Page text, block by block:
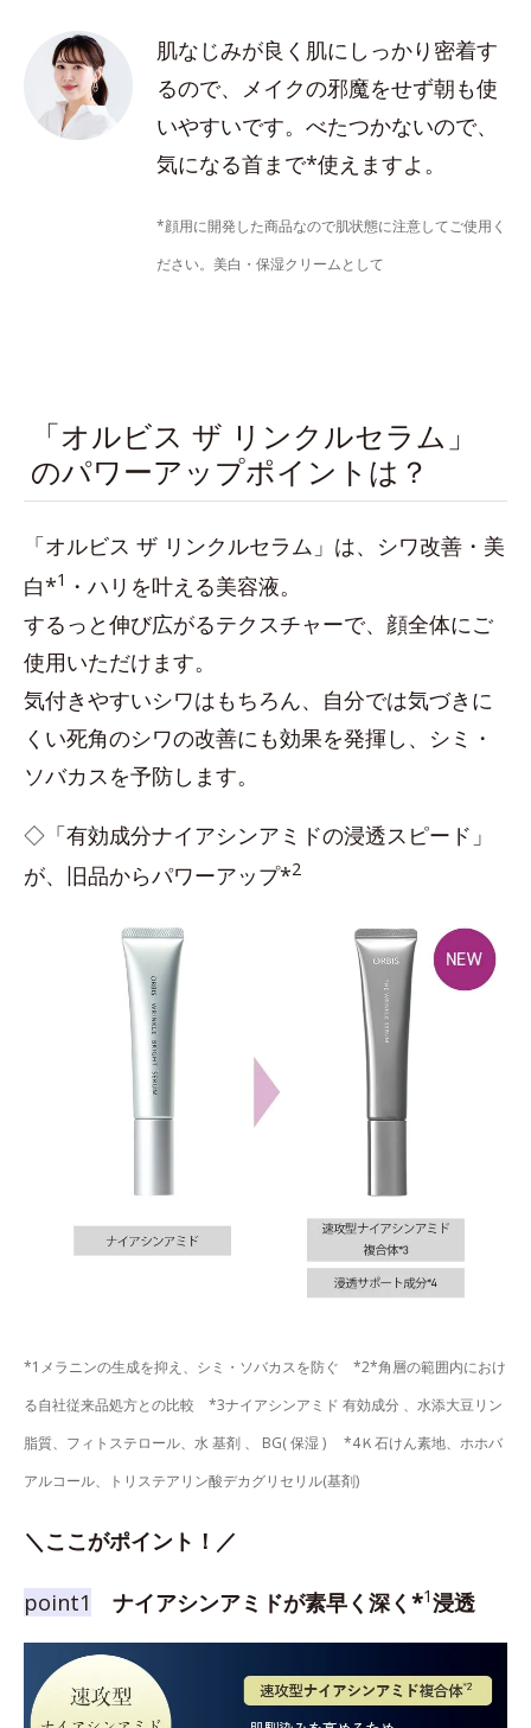
肌なじみが良く肌にしっかり密着す
るので、メイクの邪魔をせず朝も使
いやすいです。べたつかないので、
気になる首まで*使えますよ。
*顔用に開発した商品なので肌状態に注意してご使用く
ださい。美白・保湿クリームとして
「オルビス ザ リンクルセラム」
のパワーアップポイントは？
「オルビス ザ リンクルセラム」は、シワ改善・美
白*1 ・ハリを叶える美容液。
するっと伸び広がるテクスチャーで、顔全体にご
使用いただけます。
気付きやすいシワはもちろん、自分では気づきに
くい死角のシワの改善にも効果を発揮し、シミ・
ソバカスを予防します。
◇「有効成分ナイアシンアミドの浸透スピード」
が、旧品からパワーアップ*2
*1メラニンの生成を抑え、シミ・ソバカスを防ぐ *2*角層の範囲内におけ
る自社従来品処方との比較 *3ナイアシンアミド 有効成分 、水添大豆リン
脂質、フィトステロール、水 基剤 、 BG( 保湿 ) *4Ｋ石けん素地、ホホバ
アルコール、トリステアリン酸デカグリセリル(基剤)
＼ここがポイント！／
point1 ナイアシンアミドが素早く深く*1浸透